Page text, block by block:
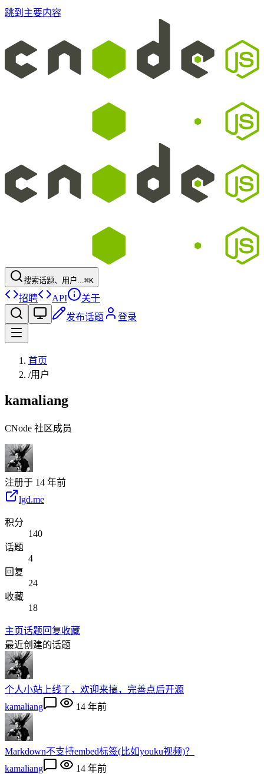
跳到主要内容
搜索话题、用户...⌘K
招聘 API
关于
发布话题
登录
首页
/用户
kamaliang
CNode 社区成员
注册于 14 年前
lgd.me
积分
140
话题
4
回复
24
收藏
18
主页话题回复收藏
最近创建的话题
个人小站上线了，欢迎来搞，完善点后开源
kamaliang
14 年前
Markdown不支持embed标签(比如youku视频)？
kamaliang
14 年前